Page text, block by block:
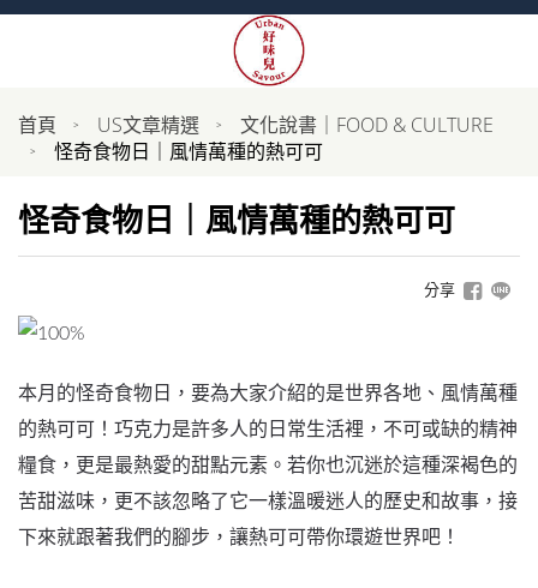
首頁 US文章精選
文化說書｜FOOD & CULTURE
怪奇食物日｜風情萬種的熱可可
怪奇食物日｜風情萬種的熱可可
分享
本月的怪奇食物日，要為大家介紹的是世界各地、風情萬種
的熱可可！巧克力是許多人的日常生活裡，不可或缺的精神
糧食，更是最熱愛的甜點元素。若你也沉迷於這種深褐色的
苦甜滋味，更不該忽略了它一樣溫暖迷人的歷史和故事，接
下來就跟著我們的腳步，讓熱可可帶你環遊世界吧！